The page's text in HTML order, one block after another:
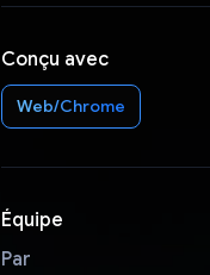
Conçu avec
Web/Chrome
Équipe
Par